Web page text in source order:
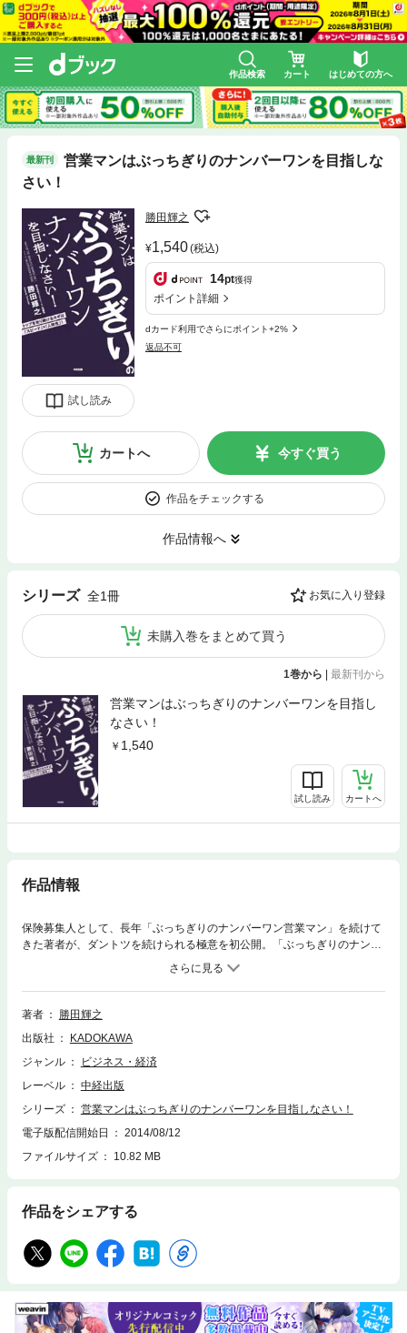
作品検索 カート はじめての方へ
最新刊
営業マンはぶっちぎりのナンバーワンを目指しな
さい！
試し読み
勝田輝之
1,540(税込)
14pt獲得
ポイント詳細
dカード利用でさらにポイント+2%
返品不可
カートへ 今すぐ買う
作品をチェックする
作品情報へ
シリーズ 全1冊 お気に入り登録
未購入巻をまとめて買う
1巻から | 最新刊から
営業マンはぶっちぎりのナンバーワンを目指し
なさい！
1,540
試し読み カートへ
作品情報
保険募集人として、長年「ぶっちぎりのナンバーワン営業マン」を続けて
きた著者が、ダントツを続けられる極意を初公開。「ぶっちぎりのナンバ
ーワン」になるには、それを目指す意志をもったうえで、「スピード（顧
客の質問にすぐ回答する、他社より先に新商品を出すなど）」と「人間性
（人間関係をスムーズにしたり、顧客から好感をもたれるような能力）」
の２つを高めることと断言する。「スピード」と「人間性」の重要性を深
てくる！ また、プレイングマネジャーだけでなく、中小企業の社長や店
舗オーナー・店長などあらゆる人に参考になる、「ぶっちぎりのナンバー
著者
勝田輝之
出版社
KADOKAWA
ジャンル
ビジネス・経済
レーベル
中経出版
シリーズ
営業マンはぶっちぎりのナンバーワンを目指しなさい！
電子版配信開始日
2014/08/12
ファイルサイズ
10.82 MB
作品をシェアする